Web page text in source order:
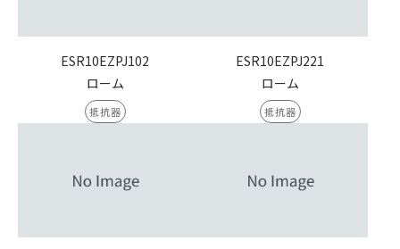
ESR10EZPJ102
ローム
抵抗器
ESR10EZPJ221
ローム
抵抗器